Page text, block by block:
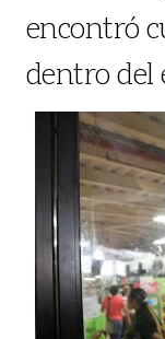
encontró
dentro del